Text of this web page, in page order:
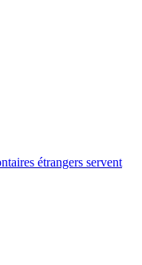
étrangers servent